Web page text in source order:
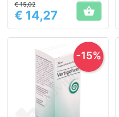
Prijs
€ 15,02
€ 14,27 
-15%